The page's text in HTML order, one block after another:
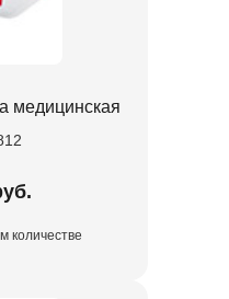
медицинская
количестве